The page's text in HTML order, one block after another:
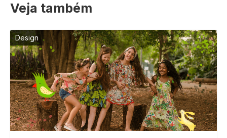
Veja também
Design